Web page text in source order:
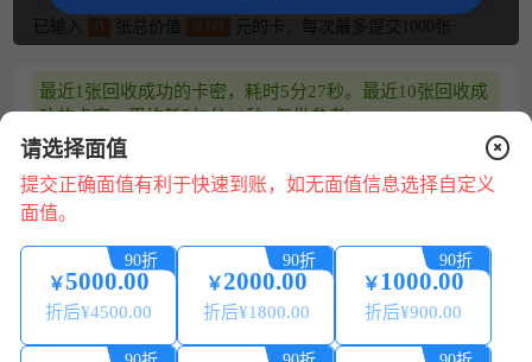
已输入 张总价值 元的卡，每次最多提交1000张
最近1张回收成功的卡密，耗时5分27秒。最近10张回收成
功的卡密，平均耗时3分10秒 (仅供参考)
兑换说明
1.平台24小时可提交兑换，可随时提现，系统自动处理。
3.卡券来源正规合法:提现秒到账 微信、支付宝提现0费用。
4.为保证您的账户安全，请配合平台做好相关身份认证，提
现必须保持实名账号一致。
赃、诈骗、洗钱等违法犯罪活动。
请选择面值
提交正确面值有利于快速到账，如无面值信息选择自定义
面值。
￥5000.00
折后¥4500.00
90折
￥2000.00
折后¥1800.00
90折
￥1000.00
折后¥900.00
90折